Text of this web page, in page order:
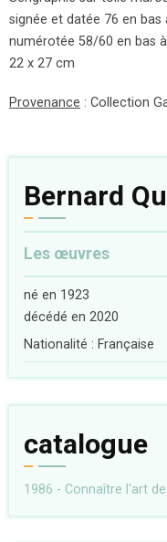
signée et datée 76 en bas
numérotée 58/60 en bas
22 x 27 cm
Provenance : Collection
Bernard
Les œuvres
né en 1923
décédé en 2020
Nationalité : Française
catalogue
1986 - Connaître l'art